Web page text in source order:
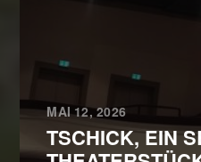
MAI 12, 2026
TSCHICK, EIN